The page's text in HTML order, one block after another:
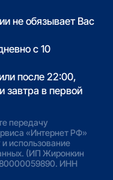
не обязывает Вас
с 10
после 22:00,
завтра в первой
передачу
«Интернет РФ»
и использование
(ИП Жиронкин
ИНН